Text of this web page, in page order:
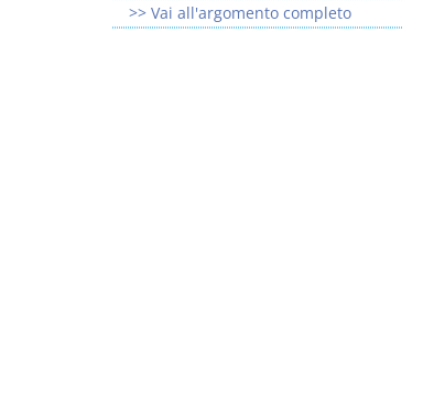
>> Vai all'argomento completo